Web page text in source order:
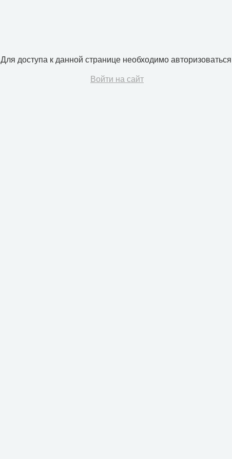
Для доступа к данной странице необходимо
Войти на сайт